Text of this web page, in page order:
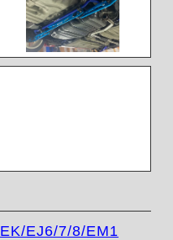
EK/EJ6/7/8/EM1